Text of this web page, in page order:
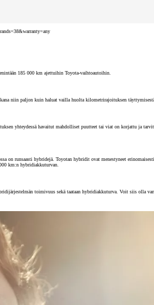
185 000 km ajettuihin Toyota-vaihtoautoihin.
niin paljon kuin haluat vailla huolta kilometrirajoituksen
yhteydessä havaitut mahdolliset puutteet tai viat on korjattu ja
runsaasti hybridejä. Toyotan hybridit ovat menestyneet
km:n hybridiakkuturvan.
toimivuus sekä taataan hybridiakkuturva. Voit siis olla